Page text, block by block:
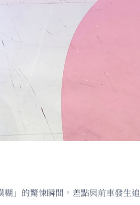
」的驚悚瞬間，差點與前車發生